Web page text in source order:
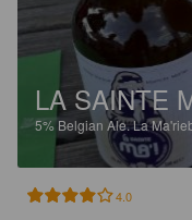
LA SAINTE
5% Belgian Ale.La
4.0